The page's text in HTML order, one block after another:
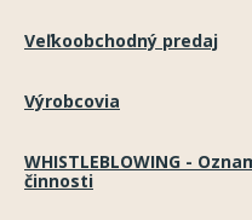
Veľkoobchodný predaj
Výrobcovia
WHISTLEBLOWING -
činnosti